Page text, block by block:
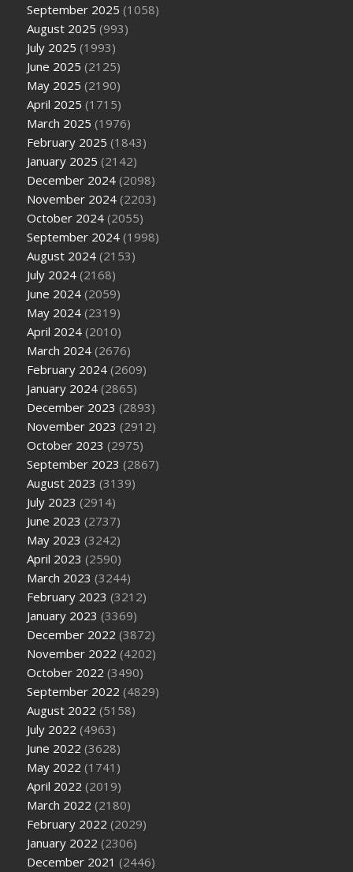
September 2025 (1058)
August 2025 (993)
July 2025 (1993)
June 2025 (2125)
May 2025 (2190)
April 2025 (1715)
March 2025 (1976)
February 2025 (1843)
January 2025 (2142)
December 2024 (2098)
November 2024 (2203)
October 2024 (2055)
September 2024 (1998)
August 2024 (2153)
July 2024 (2168)
June 2024 (2059)
May 2024 (2319)
April 2024 (2010)
March 2024 (2676)
February 2024 (2609)
January 2024 (2865)
December 2023 (2893)
November 2023 (2912)
October 2023 (2975)
September 2023 (2867)
August 2023 (3139)
July 2023 (2914)
June 2023 (2737)
May 2023 (3242)
April 2023 (2590)
March 2023 (3244)
February 2023 (3212)
January 2023 (3369)
December 2022 (3872)
November 2022 (4202)
October 2022 (3490)
September 2022 (4829)
August 2022 (5158)
July 2022 (4963)
June 2022 (3628)
May 2022 (1741)
April 2022 (2019)
March 2022 (2180)
February 2022 (2029)
January 2022 (2306)
December 2021 (2446)